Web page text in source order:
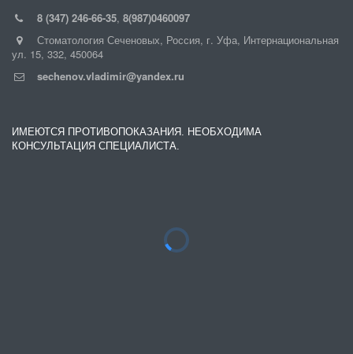
8 (347) 246-66-35, 8(987)0460097
Стоматология Сеченовых, Россия, г. Уфа, Интернациональная
ул. 15, 332, 450064
sechenov.vladimir@yandex.ru
ИМЕЮТСЯ ПРОТИВОПОКАЗАНИЯ. НЕОБХОДИМА
КОНСУЛЬТАЦИЯ СПЕЦИАЛИСТА.